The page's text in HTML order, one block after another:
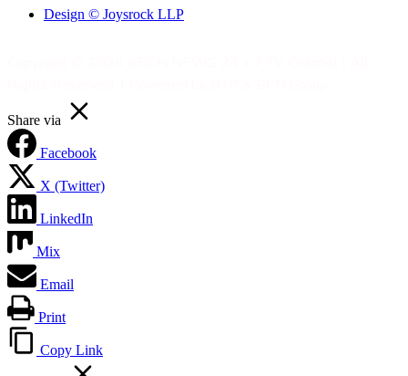
Design © Joysrock LLP
Share via
Facebook
X (Twitter)
LinkedIn
Mix
Email
Print
Copy Link